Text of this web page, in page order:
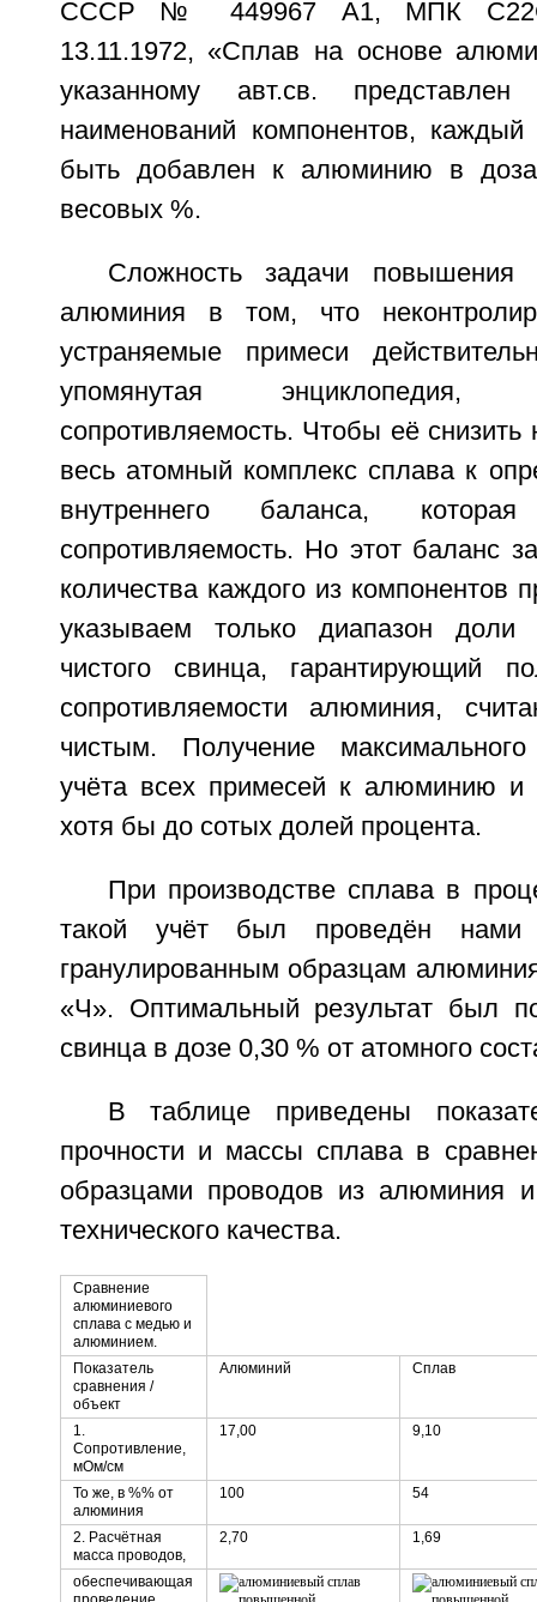
СССР № 449967 А1, МПК С22С
13.11.1972, «Сплав на основе
указанному авт.св.
наименований компонентов,
быть добавлен к алюминию в
весовых %.
Сложность задачи повышения
алюминия в том, что
устраняемые примеси
упомянутая
сопротивляемость. Чтобы её
весь атомный комплекс сплава к
внутреннего баланса,
сопротивляемость. Но этот баланс
количества каждого из компонентов
указываем только диапазон доли
чистого свинца, гарантирующий
сопротивляемости алюминия,
чистым. Получение
учёта всех примесей к алюминию и
хотя бы до сотых долей процента.
При производстве сплава в
такой учёт был проведён
гранулированным образцам
«Ч». Оптимальный результат был
свинца в дозе 0,30 % от атомного
В таблице приведены
прочности и массы сплава в
образцами проводов из алюминия и
технического качества.
Сравнение
алюминиевого
сплава с медью и
алюминием.
Показатель
сравнения /
объект
Алюминий Сплав
1.
Сопротивление,
мОм/см
17,00 9,10
То же, в %% от
алюминия
100 54
2. Расчётная
масса проводов,
2,70 1,69
обеспечивающая